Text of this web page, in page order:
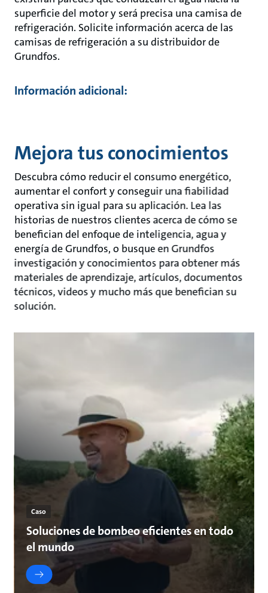
superficie del motor y será precisa una camisa de
refrigeración. Solicite información acerca de las
camisas de refrigeración a su distribuidor de
Grundfos.
Información adicional:
Mejora tus conocimientos
Descubra cómo reducir el consumo energético,
aumentar el confort y conseguir una fiabilidad
operativa sin igual para su aplicación. Lea las
historias de nuestros clientes acerca de cómo se
benefician del enfoque de inteligencia, agua y
energía de Grundfos, o busque en Grundfos
investigación y conocimientos para obtener más
materiales de aprendizaje, artículos, documentos
técnicos, videos y mucho más que benefician su
solución.
Caso
Soluciones de bombeo eficientes en todo
el mundo